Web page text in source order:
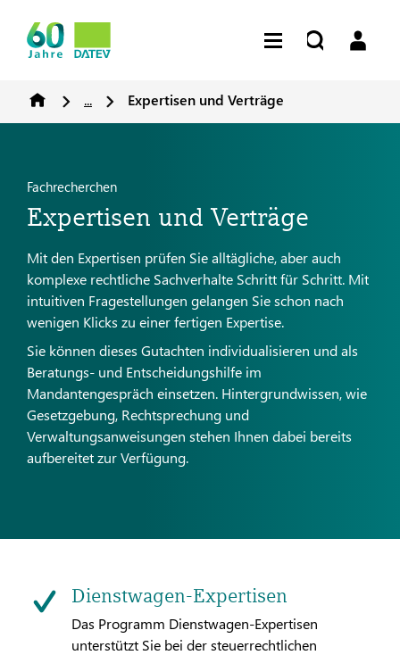
... Expertisen und Verträge
Fachrecherchen
Expertisen und Verträge
Mit den Expertisen prüfen Sie alltägliche, aber auch
komplexe rechtliche Sachverhalte Schritt für Schritt. Mit
intuitiven Fragestellungen gelangen Sie schon nach
wenigen Klicks zu einer fertigen Expertise.
Sie können dieses Gutachten individualisieren und als
Beratungs- und Entscheidungshilfe im
Mandantengespräch einsetzen. Hintergrundwissen, wie
Gesetzgebung, Rechtsprechung und
Verwaltungsanweisungen stehen Ihnen dabei bereits
aufbereitet zur Verfügung.
Dienstwagen-Expertisen
Das Programm Dienstwagen-Expertisen
unterstützt Sie bei der steuerrechtlichen